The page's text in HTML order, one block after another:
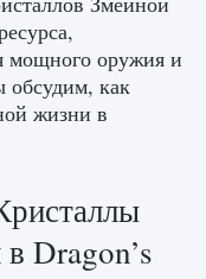
EA FC
0 0
мощного оружия и
обсудим, как
жизни в
Dragon’s